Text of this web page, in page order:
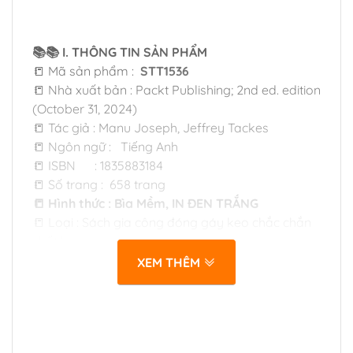
📚📚 I. THÔNG TIN SẢN PHẨM
📒 Mã sản phẩm : STT1536
📒 Nhà xuất bản : Packt Publishing; 2nd ed. edition
(October 31, 2024)
📒 Tác giả : Manu Joseph, Jeffrey Tackes
📒 Ngôn ngữ : Tiếng Anh
📒 ISBN : 1835883184
📒 Số trang : 658 trang
📒 Hình thức : Bìa Mềm, IN ĐEN TRẮNG
chất lượng cao
📒 Giấy in : Giấy ngoại định lượng 70msg, viết vẽ
và hightlight thoải mái.
XEM THÊM